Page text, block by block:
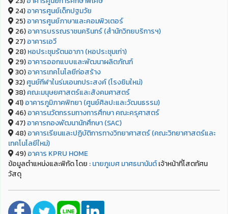
24)อาคารศูนย์เด็กปฐมวัย
25)อาคารศูนย์ภาษาและคอมพิวเตอร์
26)อาคารบรรณราชนครินทร์ (สำนักวิทยบริการฯ)
27)อาคารเอวี
28)หอประชุมรัตนอาภา (หอประชุมเก่า)
29)อาคารออกแบบและพัฒนาผลิตภัณฑ์
30)อาคารเทคโนโลยีก่อสร้าง
32)ศูนย์กีฬาในร่มเอนกประสงค์ (โรงยิมใหม่)
38)คณะมนุษยศาสตร์และสังคมศาสตร์
41)อาคารภูมิภาคพิทยา (ศูนย์ศิลปะและวัฒนธรรม)
46)อาคารนวัตกรรมทางการศึกษา คณะครุศาสตร์
47)อาคารกองพัฒนานักศึกษา (SAC)
48)อาคารเรียนและปฏิบัติการทางวิทยาศาสตร์ (คณะวิทยาศาสตร์และ
เทคโนโลยีใหม่)
49)อาคาร KPRU HOME
ข้อมูลตำแหน่งและพิกัด โดย :นายภูเบศ มาศธนานันต์เจ้าหน้าที่โสตทัศน
วัสดุ